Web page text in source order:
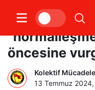
Suriye’den
öncesine
Kolektif Mücadele
13 Temmuz